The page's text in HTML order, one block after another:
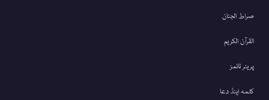
صراط الجنان
القرآن الکریم
پریئر ٹائمز
کلمہ اینڈ دعا